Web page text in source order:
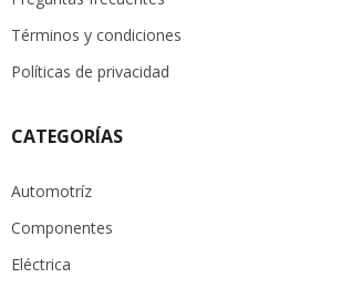
Términos y condiciones
Políticas de privacidad
CATEGORÍAS
Automotríz
Componentes
Eléctrica